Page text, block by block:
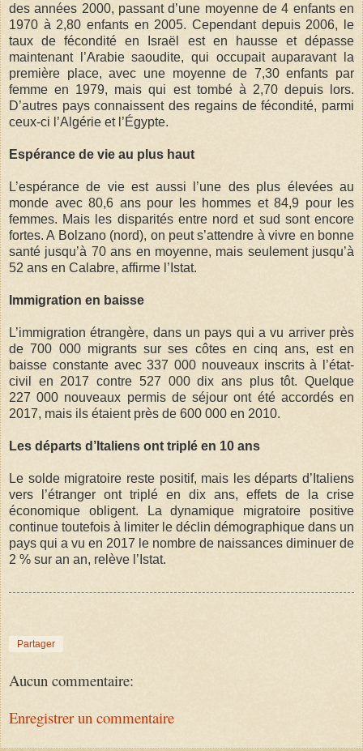
des années 2000, passant d’une moyenne de 4 enfants en
1970 à 2,80 enfants en 2005. Cependant depuis 2006, le
taux de fécondité en Israël est en hausse et dépasse
maintenant l’Arabie saoudite, qui occupait auparavant la
première place, avec une moyenne de 7,30 enfants par
femme en 1979, mais qui est tombé à 2,70 depuis lors.
D’autres pays connaissent des regains de fécondité, parmi
ceux-ci l’Algérie et l’Égypte.
Espérance de vie au plus haut
L’espérance de vie est aussi l’une des plus élevées au
monde avec 80,6 ans pour les hommes et 84,9 pour les
femmes. Mais les disparités entre nord et sud sont encore
fortes. A Bolzano (nord), on peut s’attendre à vivre en bonne
santé jusqu’à 70 ans en moyenne, mais seulement jusqu’à
52 ans en Calabre, affirme l’Istat.
Immigration en baisse
L’immigration étrangère, dans un pays qui a vu arriver près
de 700 000 migrants sur ses côtes en cinq ans, est en
baisse constante avec 337 000 nouveaux inscrits à l’état-
civil en 2017 contre 527 000 dix ans plus tôt. Quelque
227 000 nouveaux permis de séjour ont été accordés en
2017, mais ils étaient près de 600 000 en 2010.
Les départs d’Italiens ont triplé en 10 ans
Le solde migratoire reste positif, mais les départs d’Italiens
vers l’étranger ont triplé en dix ans, effets de la crise
économique obligent. La dynamique migratoire positive
continue toutefois à limiter le déclin démographique dans un
pays qui a vu en 2017 le nombre de naissances diminuer de
2 % sur an an, relève l’Istat.
Partager
Aucun commentaire:
Enregistrer un commentaire